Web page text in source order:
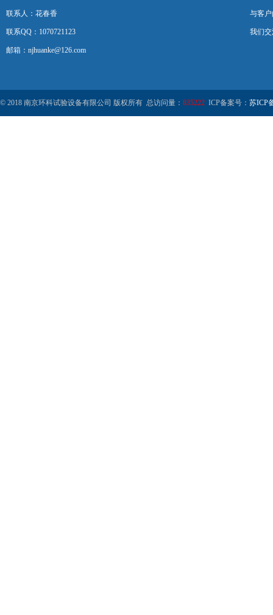
联系人：花春香
联系QQ：1070721123
邮箱：njhuanke@126.com
与客
我们
© 2018 南京环科试验设备有限公司 版权所有 总访问量： 835222 ICP备案号： 苏ICP